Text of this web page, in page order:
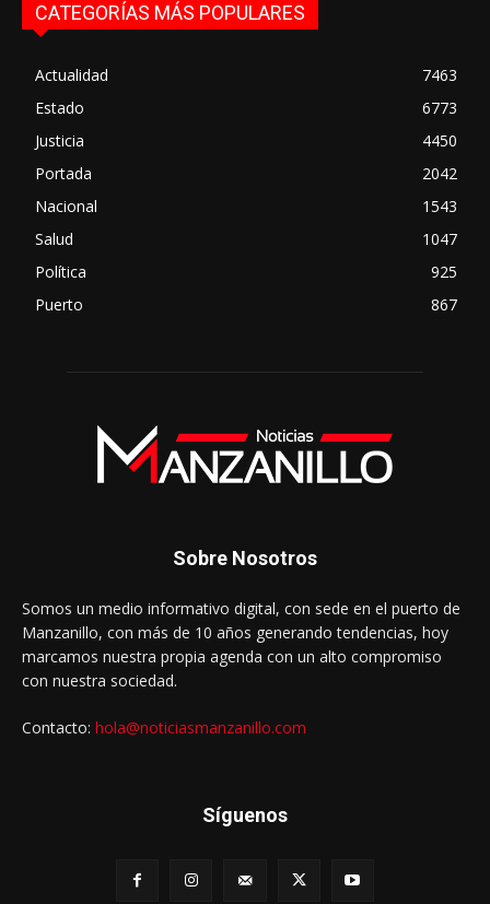
CATEGORÍAS MÁS POPULARES
Actualidad
7463
Estado
6773
Justicia
4450
Portada
2042
Nacional
1543
Salud
1047
Política
925
Puerto
867
Sobre Nosotros
Somos un medio informativo digital, con sede en el puerto de
Manzanillo, con más de 10 años generando tendencias, hoy
marcamos nuestra propia agenda con un alto compromiso
con nuestra sociedad.
Contacto: hola@noticiasmanzanillo.com
Síguenos